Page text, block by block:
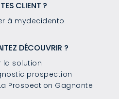
CLIENT ?
à mydecidento
DÉCOUVRIR ?
la solution
prospection
Prospection Gagnante